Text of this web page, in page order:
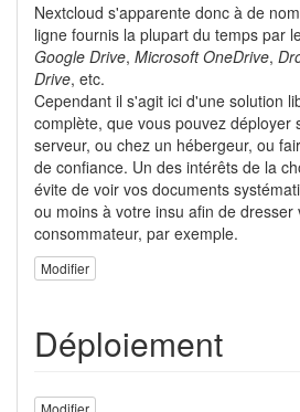
Nextcloud s'apparente donc à de
ligne fournis la plupart du temps par
Google Drive, Microsoft OneDrive,
Drive, etc.
Cependant il s'agit ici d'une solution
complète, que vous pouvez déployer
serveur, ou chez un hébergeur, ou
de confiance. Un des intérêts de la
évite de voir vos documents
ou moins à votre insu afin de dresser
consommateur, par exemple.
Modifier
Déploiement
Modifier